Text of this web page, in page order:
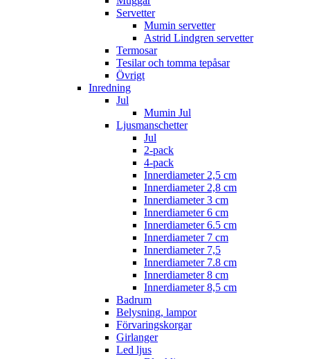
Servetter
Mumin servetter
Astrid Lindgren servetter
Termosar
Tesilar och tomma tepåsar
Övrigt
Inredning
Jul
Mumin Jul
Ljusmanschetter
Jul
2-pack
4-pack
Innerdiameter 2,5 cm
Innerdiameter 2,8 cm
Innerdiameter 3 cm
Innerdiameter 6 cm
Innerdiameter 6.5 cm
Innerdiameter 7 cm
Innerdiameter 7,5
Innerdiameter 7.8 cm
Innerdiameter 8 cm
Innerdiameter 8,5 cm
Badrum
Belysning, lampor
Förvaringskorgar
Girlanger
Led ljus